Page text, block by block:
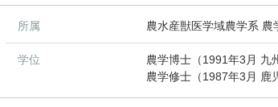
所属 農水産獣医学域農学系 農
学位
農学博士（1991年3月 九
農学修士（1987年3月 鹿